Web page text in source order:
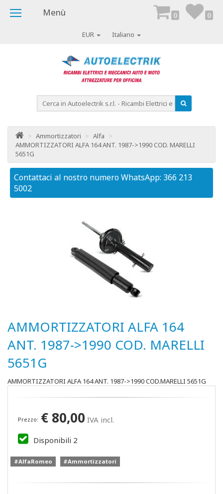
EUR Italiano
0 0
Menù
> Ammortizzatori > Alfa >
AMMORTIZZATORI ALFA 164 ANT. 1987->1990 COD. MARELLI
5651G
Contattaci al nostro numero WhatsApp: 366 213
5002
AMMORTIZZATORI ALFA 164
ANT. 1987->1990 COD. MARELLI
5651G
AMMORTIZZATORI ALFA 164 ANT. 1987->1990 COD.MARELLI 5651G
Prezzo: € 80,00 IVA incl.
Disponibili 2
#AlfaRomeo #Ammortizzatori